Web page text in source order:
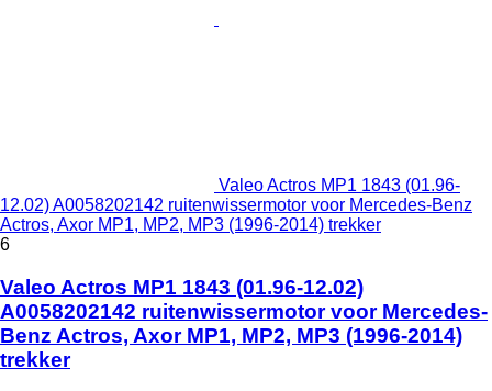
Valeo Actros MP1 1843 (01.96-
12.02) A0058202142 ruitenwissermotor voor Mercedes-Benz
Actros, Axor MP1, MP2, MP3 (1996-2014) trekker
6
Valeo Actros MP1 1843 (01.96-12.02)
A0058202142 ruitenwissermotor voor Mercedes-
Benz Actros, Axor MP1, MP2, MP3 (1996-2014)
trekker